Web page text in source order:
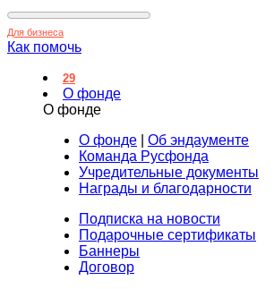
Для бизнеса
Как помочь
29
О фонде
О фонде
О фонде
Об эндаументе
Команда Русфонда
Учредительные документы
Награды и благодарности
Подписка на новости
Подарочные сертификаты
Баннеры
Договор